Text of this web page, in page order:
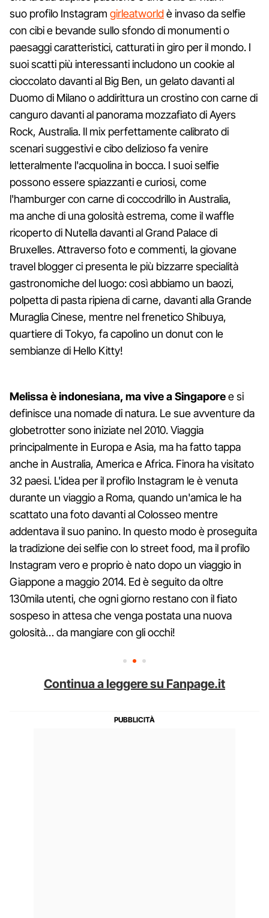
suo profilo Instagram girleatworldè invaso da selfie
con cibi e bevande sullo sfondo di monumenti o
paesaggi caratteristici, catturati in giro per il mondo. I
suoi scatti più interessanti includono un cookie al
cioccolato davanti al Big Ben, un gelato davanti al
Duomo di Milano o addirittura un crostino con carne di
canguro davanti al panorama mozzafiato di Ayers
Rock, Australia. Il mix perfettamente calibrato di
scenari suggestivi e cibo delizioso fa venire
letteralmente l'acquolina in bocca. I suoi selfie
possono essere spiazzanti e curiosi, come
l'hamburger con carne di coccodrillo in Australia,
ma anche di una golosità estrema, come il waffle
ricoperto di Nutella davanti al Grand Palace di
Bruxelles. Attraverso foto e commenti, la giovane
travel blogger ci presenta le più bizzarre specialità
gastronomiche del luogo: così abbiamo un baozi,
polpetta di pasta ripiena di carne, davanti alla Grande
Muraglia Cinese, mentre nel frenetico Shibuya,
quartiere di Tokyo, fa capolino un donut con le
sembianze di Hello Kitty!
Melissa è indonesiana, ma vive a Singaporee si
definisce una nomade di natura. Le sue avventure da
globetrotter sono iniziate nel 2010. Viaggia
principalmente in Europa e Asia, ma ha fatto tappa
anche in Australia, America e Africa. Finora ha visitato
32 paesi. L'idea per il profilo Instagram le è venuta
durante un viaggio a Roma, quando un'amica le ha
scattato una foto davanti al Colosseo mentre
addentava il suo panino. In questo modo è proseguita
la tradizione dei selfie con lo street food, ma il profilo
Instagram vero e proprio è nato dopo un viaggio in
Giappone a maggio 2014. Ed è seguito da oltre
130mila utenti, che ogni giorno restano con il fiato
sospeso in attesa che venga postata una nuova
golosità… da mangiare con gli occhi!
Continua a leggere su Fanpage.it